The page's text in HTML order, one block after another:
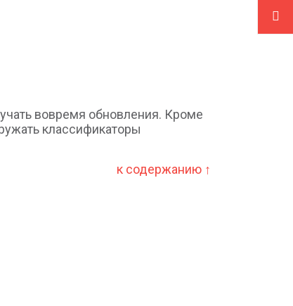
вовремя обновления. Кроме
классификаторы
к содержанию ↑